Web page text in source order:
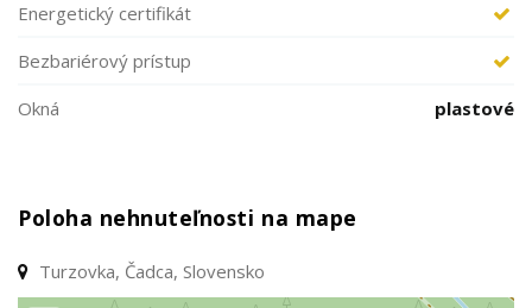
Energetický certifikát
Bezbariérový prístup
Okná
plastové
Poloha nehnuteľnosti na mape
Turzovka, Čadca, Slovensko